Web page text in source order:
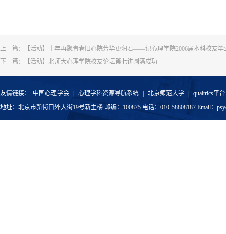
上一篇：
【活动】十年再聚青春旧心院芳华更润君——记心理学院2006届本科校友毕
下一篇：
【活动】北师大心理学院校友论坛第七讲圆满成功
友情链接： 中国心理学会 心理学科资源导航系统 北京师范大学
qualtrics平台
地址：北京市新街口外大街19号新主楼 邮编：100875 电话：010-58808187 Email：